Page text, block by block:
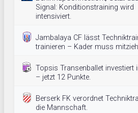
Signal: Konditionstraining wird
intensiviert.
Jambalaya CF lässt
trainieren – Kader muss
Topsis Transenballet investiert
– jetzt 12 Punkte.
Berserk FK verordnet
die Mannschaft.